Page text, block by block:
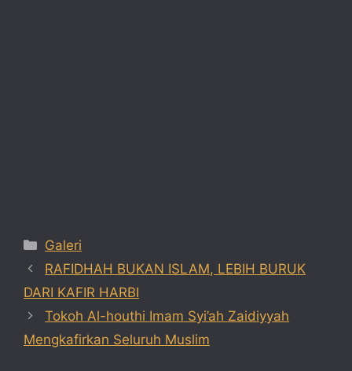
Categories
Galeri
RAFIDHAH BUKAN ISLAM, LEBIH BURUK
DARI KAFIR HARBI
Tokoh Al-houthi Imam Syi’ah Zaidiyyah
Mengkafirkan Seluruh Muslim